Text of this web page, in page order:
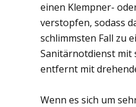
einen Klempner-
verstopfen, sodass
schlimmsten Fall zu
Sanitärnotdienst mit
entfernt mit
Wenn es sich um